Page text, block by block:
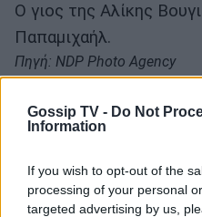
Gossip TV - Do Not
Information
If you wish to opt-out of the
processing of your personal
targeted advertising by us,
Ο γιος της Αλίκης
Παπαμιχαήλ.
Πηγή: NDP Photo Agency